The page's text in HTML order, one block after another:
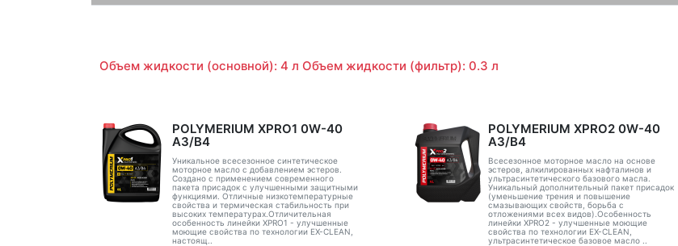
Объем жидкости (основной): 4 л Объем жидкости (фильтр): 0.3 л
POLYMERIUM XPRO1 0W-40
A3/B4
Уникальное всесезонное синтетическое
моторное масло с добавлением эстеров.
Создано с применением современного
пакета присадок с улучшенными защитными
функциями. Отличные низкотемпературные
свойства и термическая стабильность при
высоких температурах.Отличительная
особенность линейки XPRO1 - улучшенные
моющие свойства по технологии EX-CLEAN,
настоящ..
POLYMERIUM XPRO2 0W-40
A3/B4
Всесезонное моторное масло на основе
эстеров, алкилированных нафталинов и
ультрасинтетического базового масла.
Уникальный дополнительный пакет присадок
(уменьшение трения и повышение
смазывающих свойств, борьба с
отложениями всех видов).Особенность
линейки XPRO2 - улучшенные моющие
свойства по технологии EX-CLEAN,
ультрасинтетическое базовое масло ..